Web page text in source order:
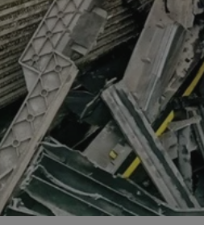
Nazwa
Provider
Domena
SessID orzesze.com.pl
QeSessID
orzesze.com.pl
MvSessID
orzesze.com.pl
VISITOR_PRIVACY_METADATA
YouTube
.youtube.com
__cf_bm
Cloudflare